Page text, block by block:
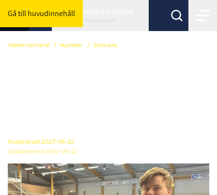
Gå till huvudinnehåll
Byt förbund här
Västernorrland / Nyheter / Domare
Publicerad 2023-05-22
Uppdaterad 2023-05-22